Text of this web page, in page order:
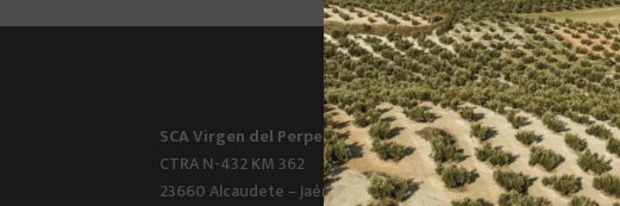
SCA Virgen del Perpetuo Socorro
CTRA N-432 KM 362
23660 Alcaudete – Jaén